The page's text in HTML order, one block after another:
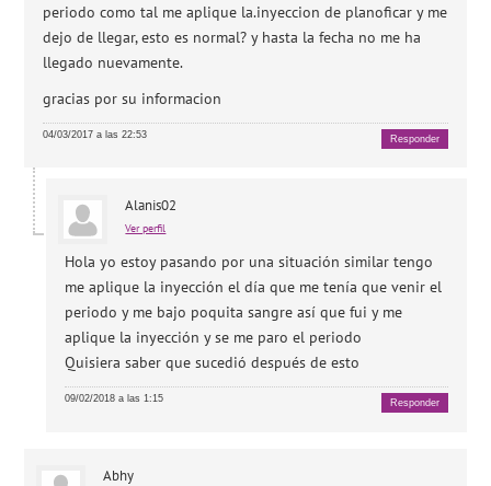
periodo como tal me aplique la.inyeccion de planoficar y me
dejo de llegar, esto es normal? y hasta la fecha no me ha
llegado nuevamente.
gracias por su informacion
04/03/2017 a las 22:53 Responder
Alanis02
Ver perfil
Hola yo estoy pasando por una situación similar tengo
me aplique la inyección el día que me tenía que venir el
periodo y me bajo poquita sangre así que fui y me
aplique la inyección y se me paro el periodo
Quisiera saber que sucedió después de esto
09/02/2018 a las 1:15 Responder
Abhy